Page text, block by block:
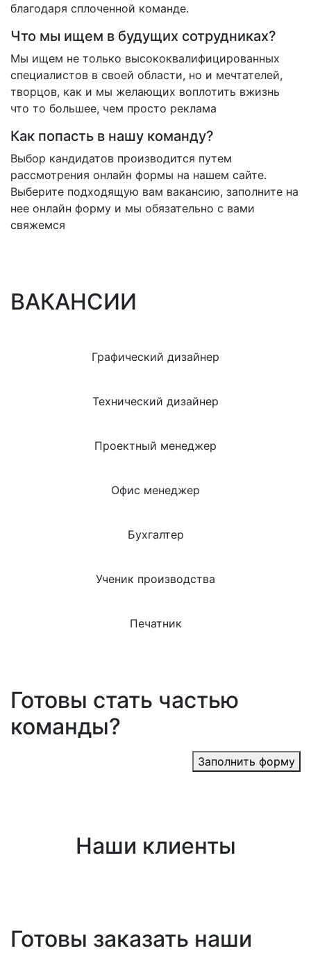
благодаря сплоченной команде.
Что мы ищем в будущих сотрудниках?
Мы ищем не только высококвалифицированных
специалистов в своей области, но и мечтателей,
творцов, как и мы желающих воплотить вжизнь
что то большее, чем просто реклама
Как попасть в нашу команду?
Выбор кандидатов производится путем
рассмотрения онлайн формы на нашем сайте.
Выберите подходящую вам вакансию, заполните на
нее онлайн форму и мы обязательно с вами
свяжемся
ВАКАНСИИ
Графический дизайнер
Технический дизайнер
Проектный менеджер
Офис менеджер
Бухгалтер
Ученик производства
Печатник
Готовы стать частью
команды?
Заполнить форму
Наши клиенты
Готовы заказать наши